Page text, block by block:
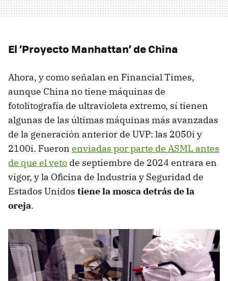
El ‘Proyecto Manhattan’ de China
Ahora, y como señalan en Financial Times,
aunque China no tiene máquinas de
fotolitografía de ultravioleta extremo, sí tienen
algunas de las últimas máquinas más avanzadas
de la generación anterior de UVP: las 2050i y
2100i. Fueron enviadas por parte de ASML antes
de que el veto de septiembre de 2024 entrara en
vigor, y la Oficina de Industria y Seguridad de
Estados Unidos tiene la mosca detrás de la
oreja.